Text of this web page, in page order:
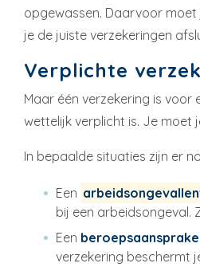
opgewassen. Daarvoor moet
je de juiste verzekeringen
Verplichte
Maar één verzekering is voor
wettelijk verplicht is. Je moet
In bepaalde situaties zijn er
Een
bij een arbeidsongeval.
Een
verzekering beschermt